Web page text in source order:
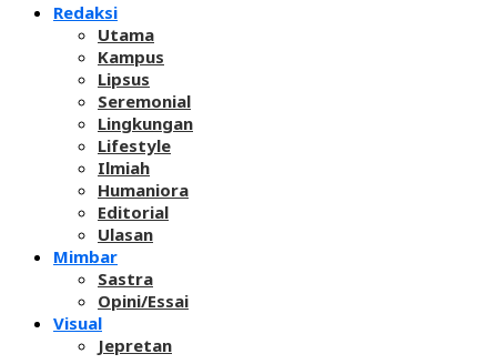
Redaksi
Utama
Kampus
Lipsus
Seremonial
Lingkungan
Lifestyle
Ilmiah
Humaniora
Editorial
Ulasan
Mimbar
Sastra
Opini/Essai
Visual
Jepretan